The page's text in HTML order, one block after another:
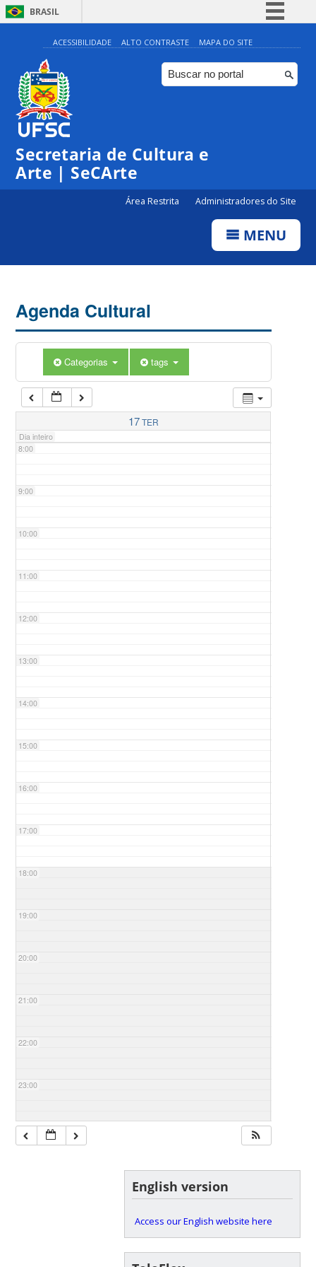
BRASIL
Simplifique!
Comunica BR
Participe
ACESSIBILIDADE ALTO CONTRASTE MAPA DO SITE
Secretaria de Cultura e
Arte | SeCArte
Área Restrita Administradores do Site
MENU
Agenda Cultural
Categorias tags
17TER
Dia inteiro
0:00
1:00
5:00
7:00
8:00
9:00
10:00
11:00
12:00
13:00
14:00
15:00
16:00
17:00
18:00
19:00
20:00
21:00
22:00
23:00
English version
Access our English website here